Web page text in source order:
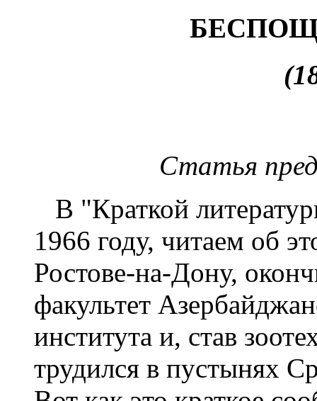
Статья
В "Краткой
1966 году, читаем об
Ростове-на-Дону,
факультет
института и, став
трудился в пустынях